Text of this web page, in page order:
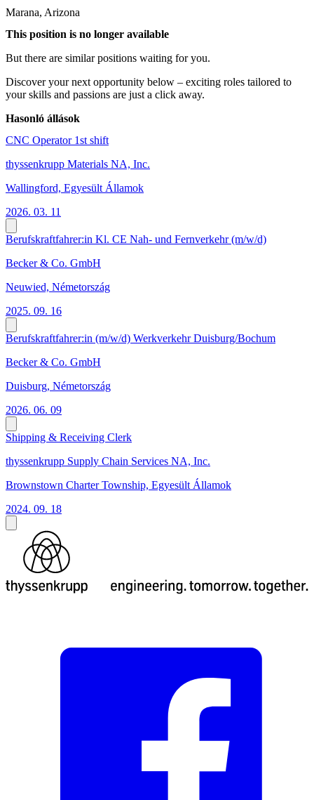
Marana, Arizona
This position is no longer available
But there are similar positions waiting for you.
Discover your next opportunity below – exciting roles tailored to
your skills and passions are just a click away.
Hasonló állások
CNC Operator 1st shift
thyssenkrupp Materials NA, Inc.
Wallingford, Egyesült Államok
2026. 03. 11
Berufskraftfahrer:in Kl. CE Nah- und Fernverkehr (m/w/d)
Becker & Co. GmbH
Neuwied, Németország
2025. 09. 16
Berufskraftfahrer:in (m/w/d) Werkverkehr Duisburg/Bochum
Becker & Co. GmbH
Duisburg, Németország
2026. 06. 09
Shipping & Receiving Clerk
thyssenkrupp Supply Chain Services NA, Inc.
Brownstown Charter Township, Egyesült Államok
2024. 09. 18